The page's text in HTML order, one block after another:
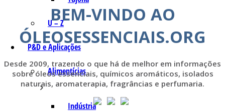
U – Z
P&D e Aplicações
Alimentícias
Indústria
BEM-VINDO AO
ÓLEOSESSENCIAIS.ORG
Desde 2009, trazendo o que há de melhor em informações
sobre óleos essenciais, químicos aromáticos, isolados
naturais, aromaterapia, fragrâncias e perfumaria.